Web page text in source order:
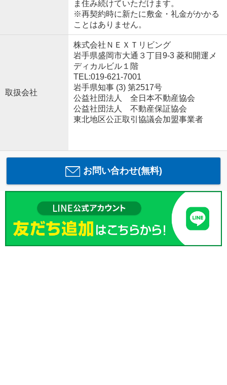
ま住み続けていただけます。
※再契約時に新たに敷金・礼金がかかる
ことはありません。
取扱会社
株式会社ＮＥＸＴリビング
岩手県盛岡市大通３丁目9-3 菱和開運メ
ディカルビル１階
TEL:019-621-7001
岩手県知事 (3) 第2517号
公益社団法人 全日本不動産協会
公益社団法人 不動産保証協会
東北地区公正取引協議会加盟事業者
お問い合わせ(無料)